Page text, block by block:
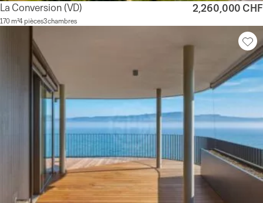
La Conversion (VD)
170 m²4 pièces3 chambres
2,260,000 CHF